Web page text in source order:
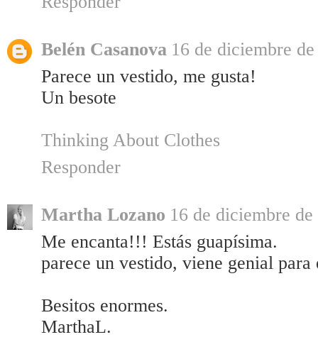
Belén Casanova 16 de diciembre
Parece un vestido, me gusta!
Un besote
Thinking About Clothes
Responder
Martha Lozano 16 de diciembre
Me encanta!!! Estás guapísima.
parece un vestido, viene genial para
Besitos enormes.
MarthaL.